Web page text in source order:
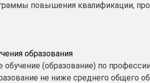
повышения квалификации,
образования
(образование) по
не ниже среднего общего